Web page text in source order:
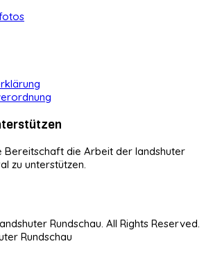
Bereitschaft die Arbeit der landshuter
zu unterstützen.
Rundschau. All Rights Reserved.
Rundschau